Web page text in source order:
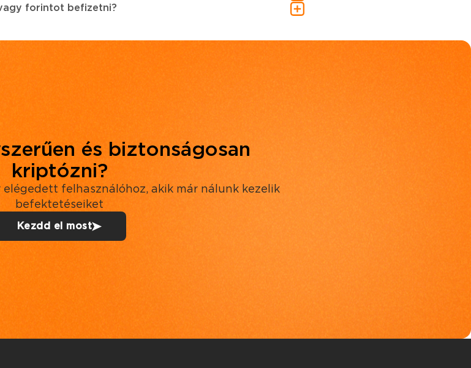
forintot befizetni?
és biztonságosan
kriptózni?
felhasználóhoz, akik már nálunk kezelik
befektetéseiket
Kezdd el most